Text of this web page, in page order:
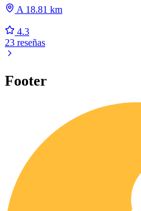
A 18.81 km
4.3
23 reseñas
Footer